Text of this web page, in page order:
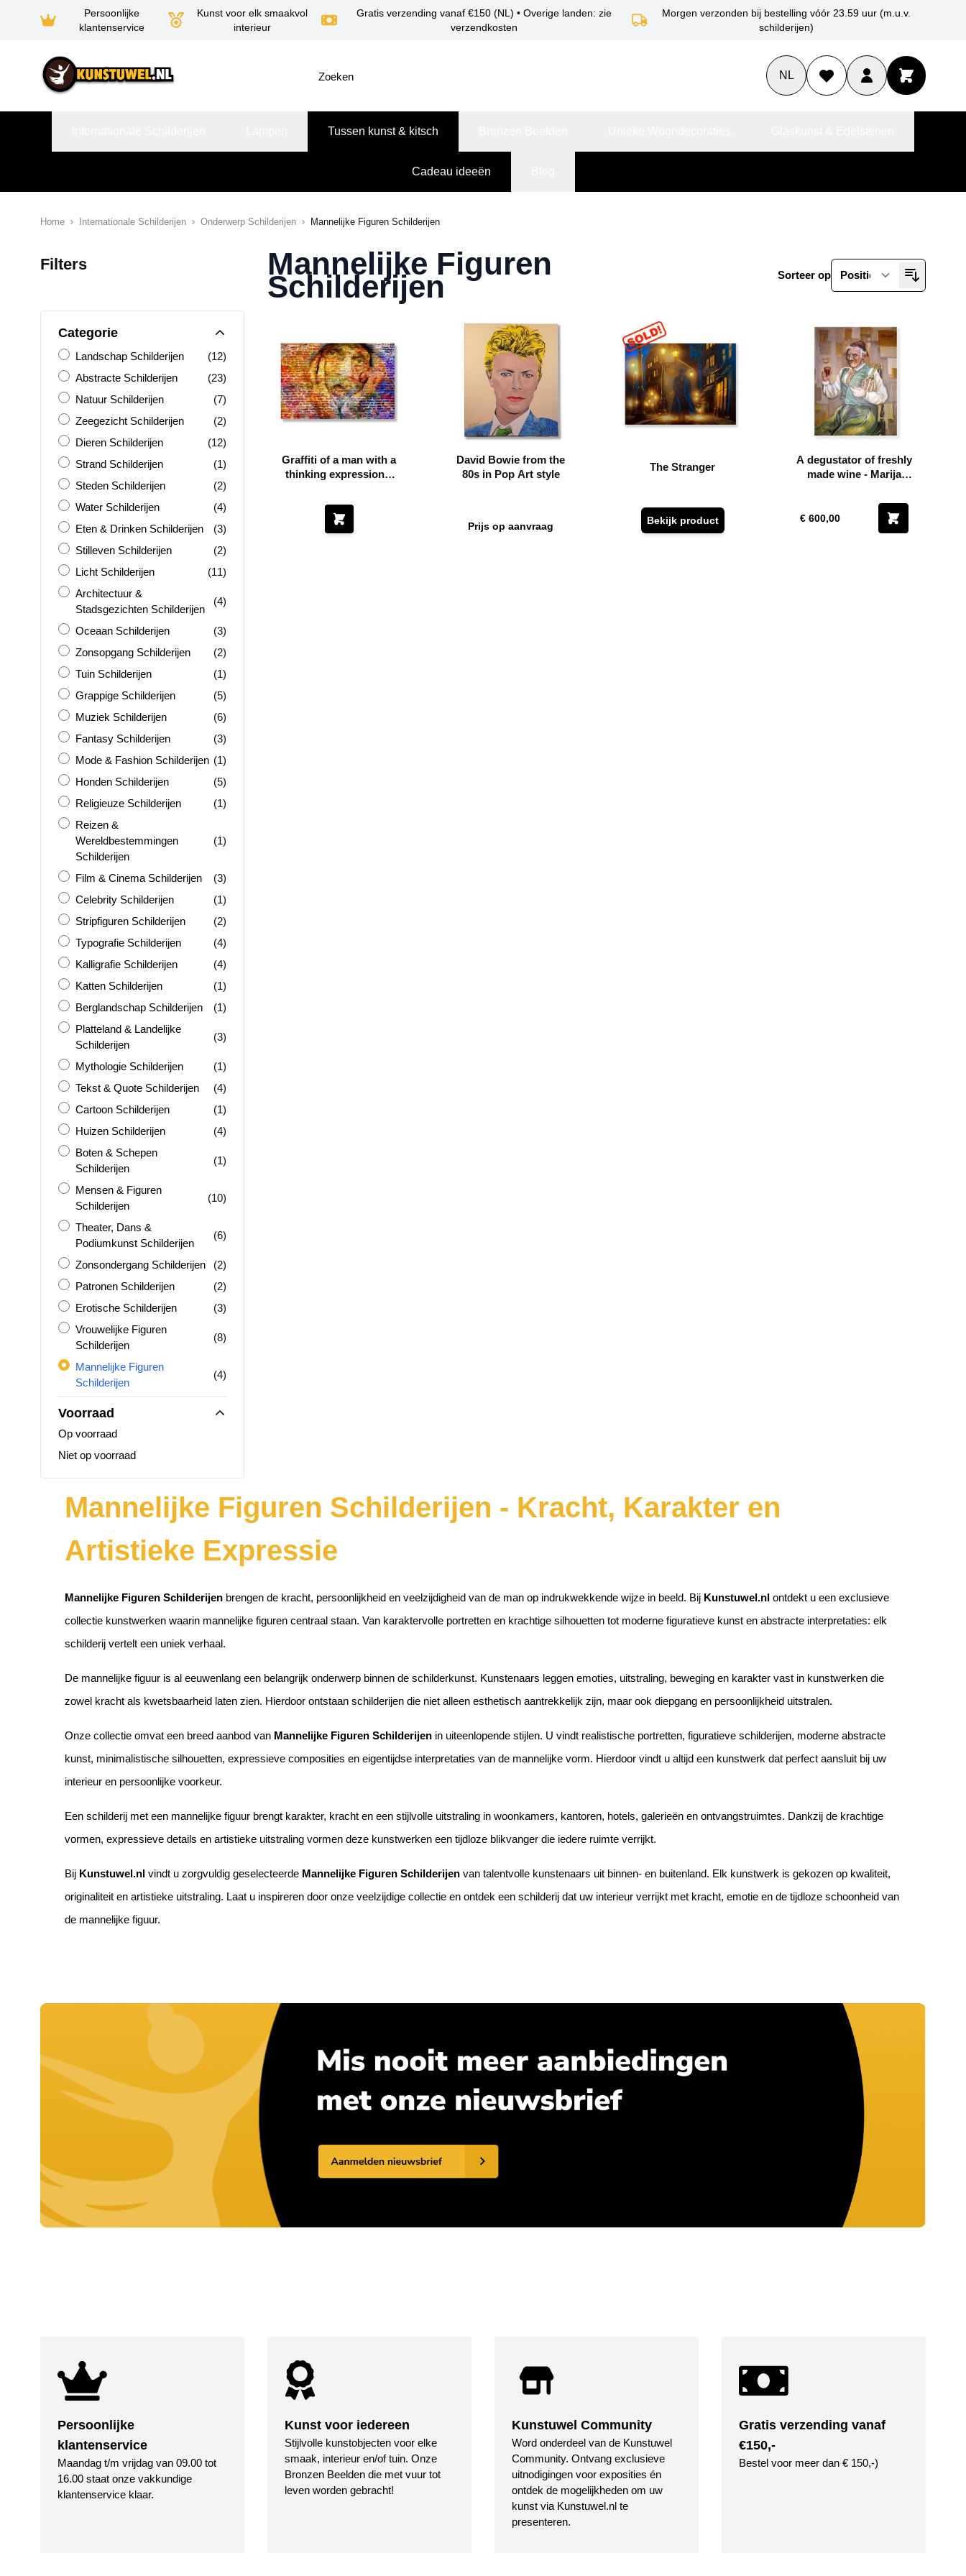
Persoonlijke
klantenservice
Kunst voor elk smaakvol
interieur
Gratis verzending vanaf €150 (NL) • Overige landen: zie
verzendkosten
Morgen verzonden bij bestelling vóór 23.59 uur (m.u.v.
schilderijen)
NL
Tussen kunst & kitsch
Cadeau ideeën
Home Internationale Schilderijen Onderwerp Schilderijen Mannelijke Figuren Schilderijen
Filters
Categorie
Landschap Schilderijen
Landschap Schilderijen (12)
Abstracte Schilderijen
Abstracte Schilderijen (23)
Natuur Schilderijen
Natuur Schilderijen (7)
Zeegezicht Schilderijen
Zeegezicht Schilderijen (2)
Dieren Schilderijen
Dieren Schilderijen (12)
Strand Schilderijen
Strand Schilderijen (1)
Steden Schilderijen
Steden Schilderijen (2)
Water Schilderijen
Water Schilderijen (4)
Eten &amp; Drinken Schilderijen
Eten & Drinken Schilderijen (3)
Stilleven Schilderijen
Stilleven Schilderijen (2)
Licht Schilderijen
Licht Schilderijen (11)
Architectuur &amp; Stadsgezichten Schilderijen
Architectuur &
Stadsgezichten Schilderijen
(4)
Oceaan Schilderijen
Oceaan Schilderijen (3)
Zonsopgang Schilderijen
Zonsopgang Schilderijen (2)
Tuin Schilderijen
Tuin Schilderijen (1)
Grappige Schilderijen
Grappige Schilderijen (5)
Muziek Schilderijen
Muziek Schilderijen (6)
Fantasy Schilderijen
Fantasy Schilderijen (3)
Mode &amp; Fashion Schilderijen
Mode & Fashion Schilderijen (1)
Honden Schilderijen
Honden Schilderijen (5)
Religieuze Schilderijen
Religieuze Schilderijen (1)
Reizen &amp; Wereldbestemmingen Schilderijen
Reizen &
Wereldbestemmingen
Schilderijen
(1)
Film &amp; Cinema Schilderijen
Film & Cinema Schilderijen (3)
Celebrity Schilderijen
Celebrity Schilderijen (1)
Stripfiguren Schilderijen
Stripfiguren Schilderijen (2)
Typografie Schilderijen
Typografie Schilderijen (4)
Kalligrafie Schilderijen
Kalligrafie Schilderijen (4)
Katten Schilderijen
Katten Schilderijen (1)
Berglandschap Schilderijen
Berglandschap Schilderijen (1)
Platteland &amp; Landelijke Schilderijen
Platteland & Landelijke
Schilderijen
(3)
Mythologie Schilderijen
Mythologie Schilderijen (1)
Tekst &amp; Quote Schilderijen
Tekst & Quote Schilderijen (4)
Cartoon Schilderijen
Cartoon Schilderijen (1)
Huizen Schilderijen
Huizen Schilderijen (4)
Boten &amp; Schepen Schilderijen
Boten & Schepen
Schilderijen
(1)
Mensen &amp; Figuren Schilderijen
Mensen & Figuren
Schilderijen
(10)
Theater, Dans &amp; Podiumkunst Schilderijen
Theater, Dans &
Podiumkunst Schilderijen
(6)
Zonsondergang Schilderijen
Zonsondergang Schilderijen (2)
Patronen Schilderijen
Patronen Schilderijen (2)
Erotische Schilderijen
Erotische Schilderijen (3)
Vrouwelijke Figuren Schilderijen
Vrouwelijke Figuren
Schilderijen
(8)
Mannelijke Figuren Schilderijen
Mannelijke Figuren
Schilderijen
(4)
Voorraad
Op voorraad
Niet op voorraad
Mannelijke Figuren
Schilderijen Sorteer op
Graffiti of a man with a
thinking expressional
David Bowie from the
80s in Pop Art style
Prijs op aanvraag
The Stranger
Bekijk product
A degustator of freshly
made wine - Marija
€ 600,00
Mannelijke Figuren Schilderijen - Kracht, Karakter en
Artistieke Expressie
Mannelijke Figuren Schilderijen brengen de kracht, persoonlijkheid en veelzijdigheid van de man op indrukwekkende wijze in beeld. Bij Kunstuwel.nl ontdekt u een exclusieve
collectie kunstwerken waarin mannelijke figuren centraal staan. Van karaktervolle portretten en krachtige silhouetten tot moderne figuratieve kunst en abstracte interpretaties: elk
schilderij vertelt een uniek verhaal.
De mannelijke figuur is al eeuwenlang een belangrijk onderwerp binnen de schilderkunst. Kunstenaars leggen emoties, uitstraling, beweging en karakter vast in kunstwerken die
zowel kracht als kwetsbaarheid laten zien. Hierdoor ontstaan schilderijen die niet alleen esthetisch aantrekkelijk zijn, maar ook diepgang en persoonlijkheid uitstralen.
Onze collectie omvat een breed aanbod van Mannelijke Figuren Schilderijen in uiteenlopende stijlen. U vindt realistische portretten, figuratieve schilderijen, moderne abstracte
kunst, minimalistische silhouetten, expressieve composities en eigentijdse interpretaties van de mannelijke vorm. Hierdoor vindt u altijd een kunstwerk dat perfect aansluit bij uw
interieur en persoonlijke voorkeur.
Een schilderij met een mannelijke figuur brengt karakter, kracht en een stijlvolle uitstraling in woonkamers, kantoren, hotels, galerieën en ontvangstruimtes. Dankzij de krachtige
vormen, expressieve details en artistieke uitstraling vormen deze kunstwerken een tijdloze blikvanger die iedere ruimte verrijkt.
Bij Kunstuwel.nl vindt u zorgvuldig geselecteerde Mannelijke Figuren Schilderijen van talentvolle kunstenaars uit binnen- en buitenland. Elk kunstwerk is gekozen op kwaliteit,
originaliteit en artistieke uitstraling. Laat u inspireren door onze veelzijdige collectie en ontdek een schilderij dat uw interieur verrijkt met kracht, emotie en de tijdloze schoonheid van
de mannelijke figuur.
Persoonlijke
klantenservice
Maandag t/m vrijdag van 09.00 tot
16.00 staat onze vakkundige
klantenservice klaar.
Kunst voor iedereen
Stijlvolle kunstobjecten voor elke
smaak, interieur en/of tuin. Onze
Bronzen Beelden die met vuur tot
leven worden gebracht!
Kunstuwel Community
Word onderdeel van de Kunstuwel
Community. Ontvang exclusieve
uitnodigingen voor exposities én
ontdek de mogelijkheden om uw
kunst via Kunstuwel.nl te
presenteren.
Gratis verzending vanaf
€150,-
Bestel voor meer dan € 150,-)